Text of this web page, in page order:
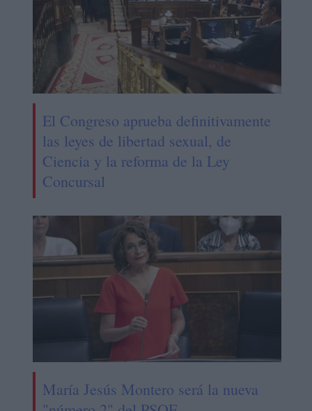
El Congreso aprueba definitivamente
las leyes de libertad sexual, de
Ciencia y la reforma de la Ley
Concursal
María Jesús Montero será la nueva